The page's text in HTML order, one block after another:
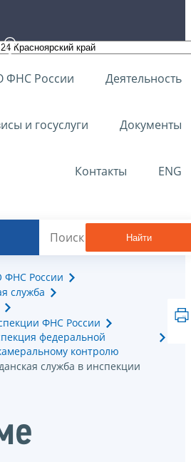
ФНС России Деятельность
и госуслуги Документы
Контакты ENG
Найти
ФНС России
служба
ФНС России
федеральной
контролю
служба в инспекции